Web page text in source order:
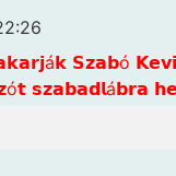
𝗦𝘇𝗮𝗯ó
𝘀𝘇𝗮𝗯𝗮𝗱𝗹á𝗯𝗿𝗮